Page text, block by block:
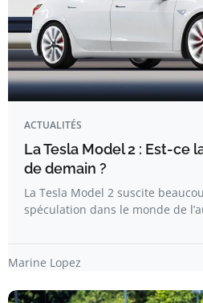
ACTUALITÉS
La Tesla Model 2 : Est-ce
de demain ?
La Tesla Model 2 suscite
spéculation dans le monde de
Marine Lopez